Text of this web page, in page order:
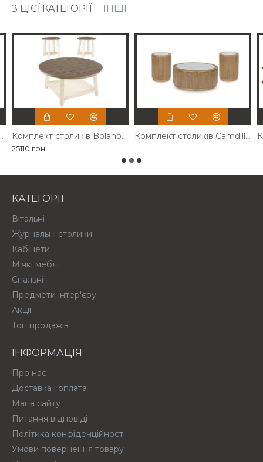
З ЦІЄЇ КАТЕГОРІЇ ІНШІ
Ashley Комплект столиків Bolanbrook Ashley
25110 грн.
Комплект столиків Camdill Ashley
КАТЕГОРІЇ
Вітальні
Журнальні столики
Кабінети
М'які меблі
Спальні
Предмети інтер'єру
Акції
Топ продажів
ІНФОРМАЦІЯ
Про нас
Доставка і оплата
Мапа сайту
Питання відповіді
Політика конфіденційності
Умови повернення товару